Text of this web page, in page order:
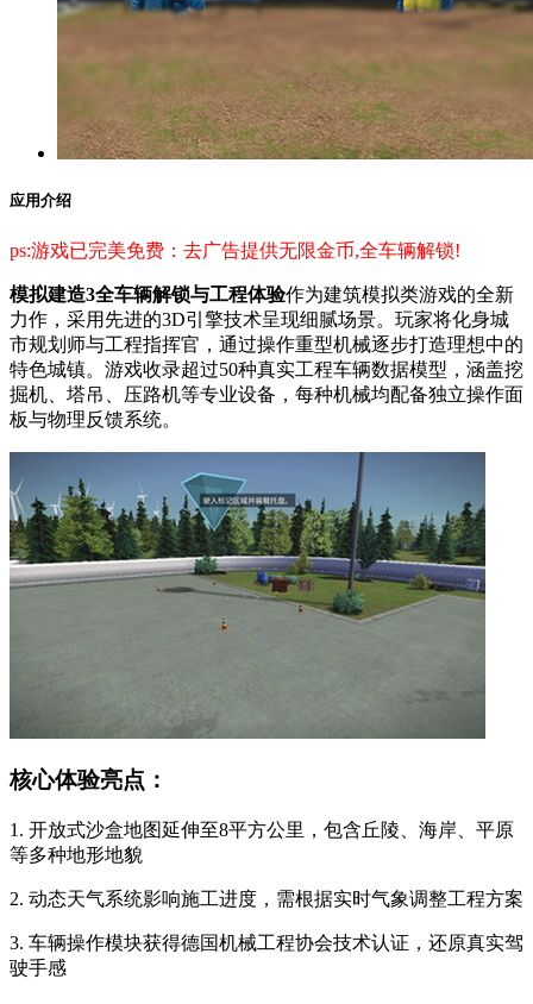
应用介绍
ps:游戏已完美免费：去广告提供无限金币,全车辆解锁!
模拟建造3全车辆解锁与工程体验作为建筑模拟类游戏的全新
力作，采用先进的3D引擎技术呈现细腻场景。玩家将化身城
市规划师与工程指挥官，通过操作重型机械逐步打造理想中的
特色城镇。游戏收录超过50种真实工程车辆数据模型，涵盖挖
掘机、塔吊、压路机等专业设备，每种机械均配备独立操作面
板与物理反馈系统。
核心体验亮点：
1. 开放式沙盒地图延伸至8平方公里，包含丘陵、海岸、平原
等多种地形地貌
2. 动态天气系统影响施工进度，需根据实时气象调整工程方案
3. 车辆操作模块获得德国机械工程协会技术认证，还原真实驾
驶手感